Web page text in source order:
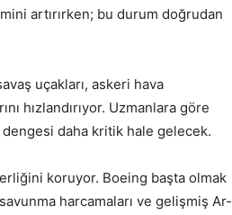
artırırken; bu durum doğrudan
uçakları, askeri hava
hızlandırıyor. Uzmanlara göre
daha kritik hale gelecek.
koruyor. Boeing başta olmak
harcamaları ve gelişmiş Ar-